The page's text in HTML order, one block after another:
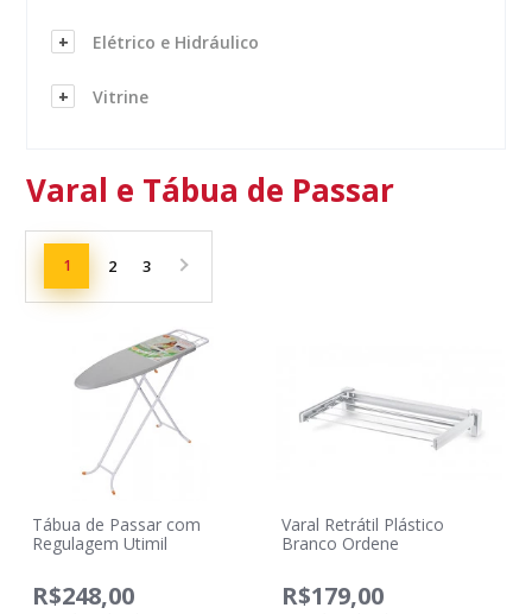
Elétrico e Hidráulico
Vitrine
Varal e Tábua de Passar
1 2 3
Tábua de Passar com
Regulagem Utimil
R$248,00
Varal Retrátil Plástico
Branco Ordene
R$179,00